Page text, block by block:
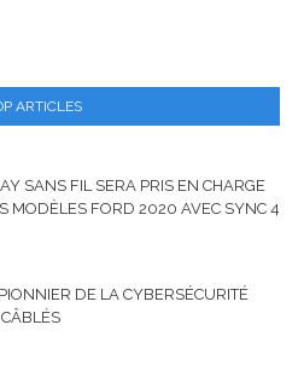
ARTICLES
SANS FIL SERA PRIS EN CHARGE
MODÈLES FORD 2020 AVEC SYNC 4
DE LA CYBERSÉCURITÉ